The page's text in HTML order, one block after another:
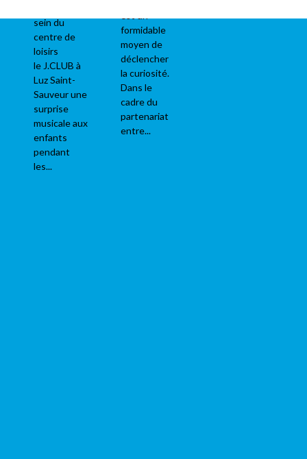
sein du
centre de
loisirs
le J.CLUB à
Luz Saint-
Sauveur une
surprise
musicale aux
enfants
pendant
les...
formidable
moyen de
déclencher
la curiosité.
Dans le
cadre du
partenariat
entre...